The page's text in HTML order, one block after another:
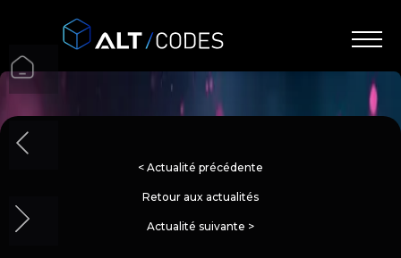
< Actualité précédente
Retour aux actualités
Actualité suivante >